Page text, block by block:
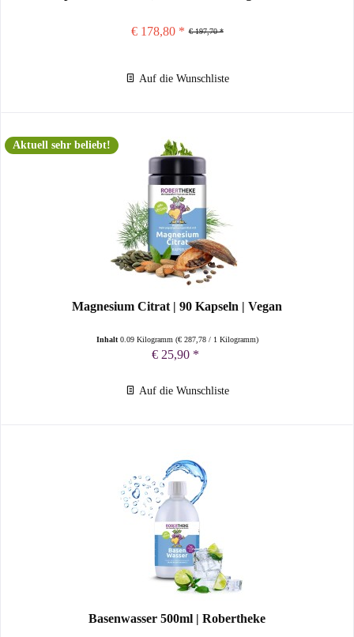
€ 197,70 *
€ 178,80 *
Auf die Wunschliste
Aktuell sehr beliebt!
Magnesium Citrat | 90 Kapseln | Vegan
Inhalt0.09 Kilogramm (€ 287,78/ 1 Kilogramm)
€ 25,90 *
Auf die Wunschliste
Basenwasser 500ml | Robertheke